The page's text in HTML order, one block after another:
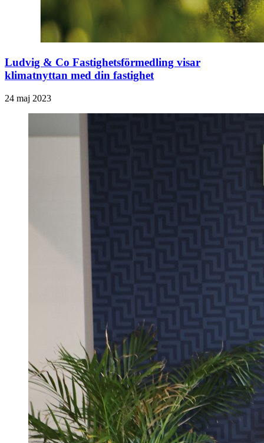
Ludvig & Co Fastighetsförmedling visar
klimatnyttan med din fastighet
24 maj 2023